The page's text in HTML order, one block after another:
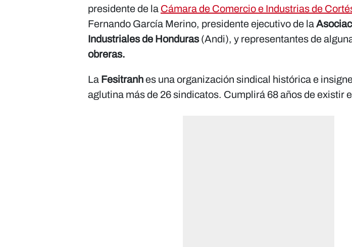
presidente de la Cámara de Comercio e Industrias de
Fernando García Merino, presidente ejecutivo de la
Industriales de Honduras(Andi), y representantes de
obreras.
La Fesitranhes una organización sindical histórica e
aglutina más de 26 sindicatos. Cumplirá 68 años de existir